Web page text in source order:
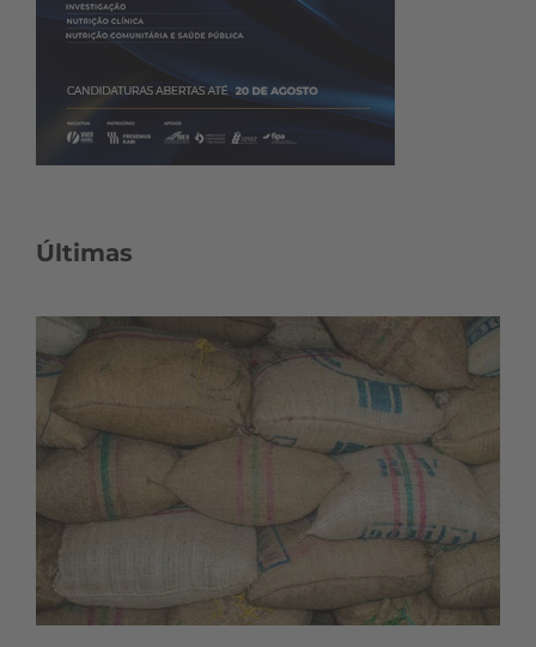
Últimas